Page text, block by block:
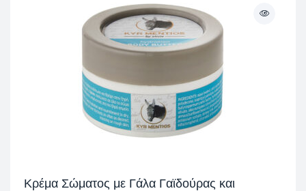
Κρέμα Σώματος με Γάλα Γαϊδούρας και